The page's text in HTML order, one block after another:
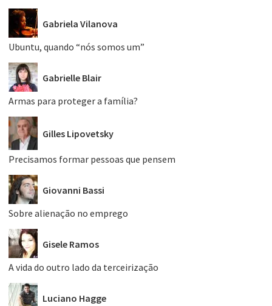
Gabriela Vilanova
Ubuntu, quando “nós somos um”
Gabrielle Blair
Armas para proteger a família?
Gilles Lipovetsky
Precisamos formar pessoas que pensem
Giovanni Bassi
Sobre alienação no emprego
Gisele Ramos
A vida do outro lado da terceirização
Luciano Hagge